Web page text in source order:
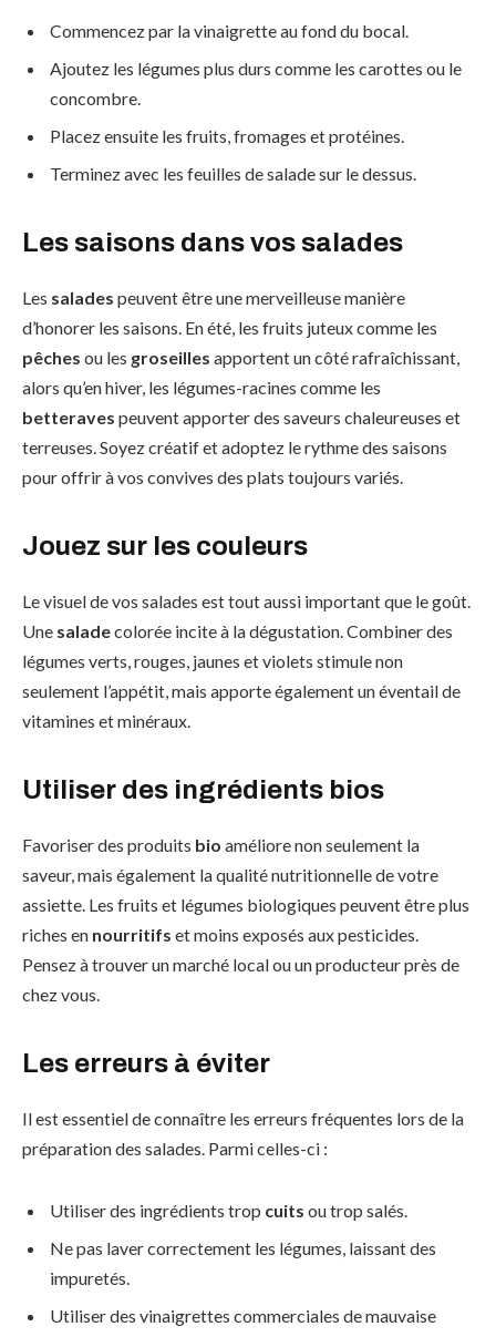
Commencez par la vinaigrette au fond du bocal.
Ajoutez les légumes plus durs comme les carottes ou le
concombre.
Placez ensuite les fruits, fromages et protéines.
Terminez avec les feuilles de salade sur le dessus.
Les saisons dans vos salades
Les salades peuvent être une merveilleuse manière
d’honorer les saisons. En été, les fruits juteux comme les
pêches ou les groseilles apportent un côté rafraîchissant,
alors qu’en hiver, les légumes-racines comme les
betteraves peuvent apporter des saveurs chaleureuses et
terreuses. Soyez créatif et adoptez le rythme des saisons
pour offrir à vos convives des plats toujours variés.
Jouez sur les couleurs
Le visuel de vos salades est tout aussi important que le goût.
Une saladecolorée incite à la dégustation. Combiner des
légumes verts, rouges, jaunes et violets stimule non
seulement l’appétit, mais apporte également un éventail de
vitamines et minéraux.
Utiliser des ingrédients bios
Favoriser des produits bio améliore non seulement la
saveur, mais également la qualité nutritionnelle de votre
assiette. Les fruits et légumes biologiques peuvent être plus
riches en nourritifs et moins exposés aux pesticides.
Pensez à trouver un marché local ou un producteur près de
chez vous.
Les erreurs à éviter
Il est essentiel de connaître les erreurs fréquentes lors de la
préparation des salades. Parmi celles-ci :
Utiliser des ingrédients trop cuits ou trop salés.
Ne pas laver correctement les légumes, laissant des
impuretés.
Utiliser des vinaigrettes commerciales de mauvaise